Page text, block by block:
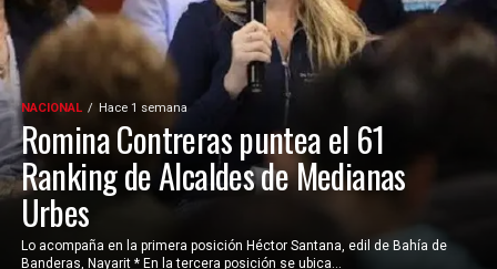
NACIONAL Hace 1 semana
Romina Contreras puntea el 61
Ranking de Alcaldes de Medianas
Urbes
Lo acompaña en la primera posición Héctor Santana, edil de Bahía de
Banderas, Nayarit * En la tercera posición se ubica...